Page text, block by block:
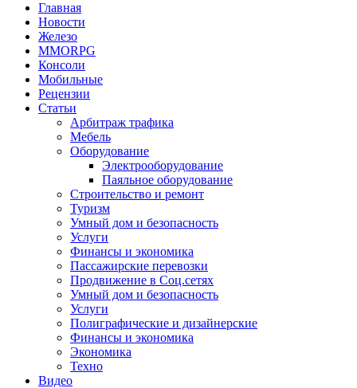
Главная
Новости
Железо
MMORPG
Консоли
Мобильные
Рецензии
Статьи
Арбитраж трафика
Мебель
Оборудование
Электрооборудование
Паяльное оборудование
Строительство и ремонт
Туризм
Умный дом и безопасность
Услуги
Финансы и экономика
Пассажирские перевозки
Продвижение в Соц.сетях
Умный дом и безопасность
Услуги
Полиграфические и дизайнерские
Финансы и экономика
Экономика
Техно
Видео